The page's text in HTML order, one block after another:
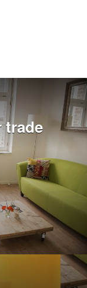
trade